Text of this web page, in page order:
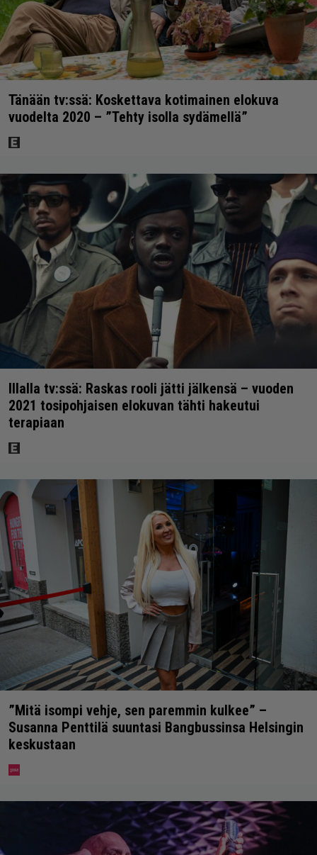
Tänään tv:ssä: Koskettava kotimainen elokuva
vuodelta 2020 – ”Tehty isolla sydämellä”
Illalla tv:ssä: Raskas rooli jätti jälkensä – vuoden
2021 tosipohjaisen elokuvan tähti hakeutui
terapiaan
”Mitä isompi vehje, sen paremmin kulkee” –
Susanna Penttilä suuntasi Bangbussinsa Helsingin
keskustaan